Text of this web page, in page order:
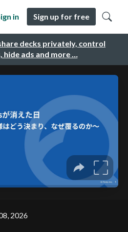
decks privately, control
hide ads and more …
in Sign up for free
2026